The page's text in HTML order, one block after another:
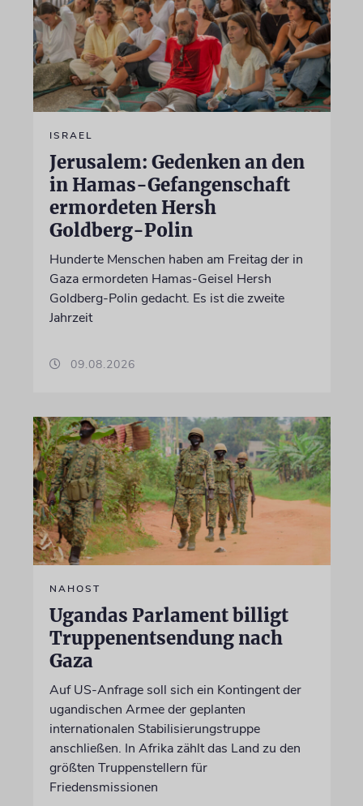
ISRAEL
Jerusalem: Gedenken an den
in Hamas-Gefangenschaft
ermordeten Hersh
Goldberg-Polin
Hunderte Menschen haben am Freitag der in
Gaza ermordeten Hamas-Geisel Hersh
Goldberg-Polin gedacht. Es ist die zweite
Jahrzeit
09.08.2026
NAHOST
Ugandas Parlament billigt
Truppenentsendung nach
Gaza
Auf US-Anfrage soll sich ein Kontingent der
ugandischen Armee der geplanten
internationalen Stabilisierungstruppe
anschließen. In Afrika zählt das Land zu den
größten Truppenstellern für
Friedensmissionen